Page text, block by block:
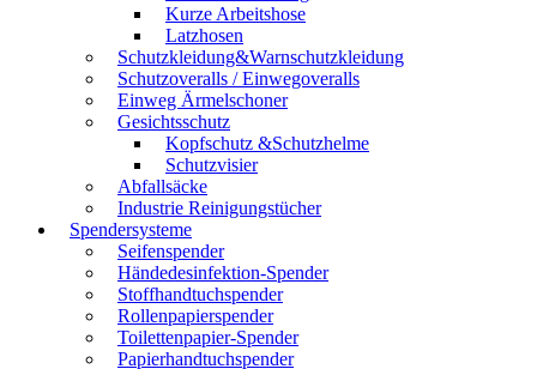
Kurze Arbeitshose
Latzhosen
Schutzkleidung&Warnschutzkleidung
Schutzoveralls / Einwegoveralls
Einweg Ärmelschoner
Gesichtsschutz
Kopfschutz &Schutzhelme
Schutzvisier
Abfallsäcke
Industrie Reinigungstücher
Spendersysteme
Seifenspender
Händedesinfektion-Spender
Stoffhandtuchspender
Rollenpapierspender
Toilettenpapier-Spender
Papierhandtuchspender